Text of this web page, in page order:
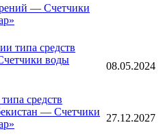
— Счетчики
типа средств
воды
08.05.2024
средств
— Счетчики
27.12.2027